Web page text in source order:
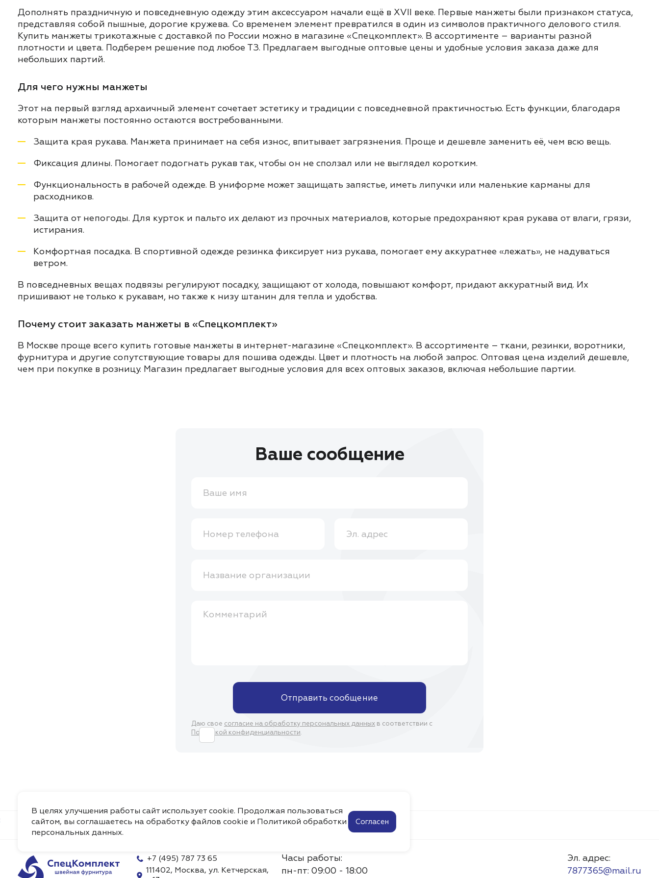
Дополнять праздничную и повседневную одежду этим аксессуаром начали ещё в XVII веке. Первые манжеты были признаком статуса,
представляя собой пышные, дорогие кружева. Со временем элемент превратился в один из символов практичного делового стиля.
Купить манжеты трикотажные с доставкой по России можно в магазине «Спецкомплект». В ассортименте – варианты разной
плотности и цвета. Подберем решение под любое ТЗ. Предлагаем выгодные оптовые цены и удобные условия заказа даже для
небольших партий.
Для чего нужны манжеты
Этот на первый взгляд архаичный элемент сочетает эстетику и традиции с повседневной практичностью. Есть функции, благодаря
которым манжеты постоянно остаются востребованными.
Защита края рукава. Манжета принимает на себя износ, впитывает загрязнения. Проще и дешевле заменить её, чем всю вещь.
Фиксация длины. Помогает подогнать рукав так, чтобы он не сползал или не выглядел коротким.
Функциональность в рабочей одежде. В униформе может защищать запястье, иметь липучки или маленькие карманы для
расходников.
Защита от непогоды. Для курток и пальто их делают из прочных материалов, которые предохраняют края рукава от влаги, грязи,
истирания.
Комфортная посадка. В спортивной одежде резинка фиксирует низ рукава, помогает ему аккуратнее «лежать», не надуваться
ветром.
В повседневных вещах подвязы регулируют посадку, защищают от холода, повышают комфорт, придают аккуратный вид. Их
пришивают не только к рукавам, но также к низу штанин для тепла и удобства.
Почему стоит заказать манжеты в «Спецкомплект»
В Москве проще всего купить готовые манжеты в интернет-магазине «Спецкомплект». В ассортименте – ткани, резинки, воротники,
фурнитура и другие сопутствующие товары для пошива одежды. Цвет и плотность на любой запрос. Оптовая цена изделий дешевле,
чем при покупке в розницу. Магазин предлагает выгодные условия для всех оптовых заказов, включая небольшие партии.
Ваше сообщение
Ваше имя
Номер телефона Эл. адрес
Название организации
Комментарий
Отправить сообщение
Даю свое согласие на обработку персональных данных в соответствии с
Политикой конфиденциальности.
Каталог О Компании Доставка Видео Помощь Контакты
+7 (495) 787 73 65
111402, Москва, ул. Кетчерская,
Часы работы:
пн-пт: 09:00 - 18:00
Эл. адрес:
7877365@mail.ru
В целях улучшения работы сайт использует cookie. Продолжая пользоваться
сайтом, вы соглашаетесь на обработку файлов cookie и Политикой обработки
персональных данных.
Согласен